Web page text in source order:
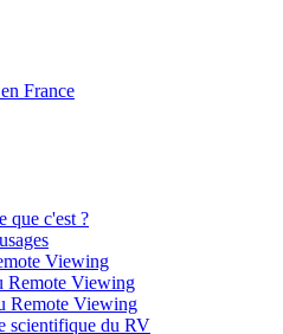
France
que c'est ?
Viewing
Remote Viewing
Remote Viewing
scientifique du RV